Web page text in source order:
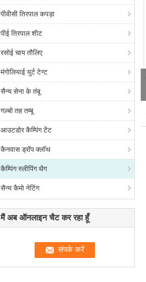
पीवीसी तिरपाल कपड़ा
पीई तिरपाल शीट
रसोई चाय तौलिए
मंगोलियाई युर्ट टेन्ट
सैन्य सेना के तंबू
गज़्बो तह तम्बू
आउटडोर कैम्पिंग टेंट
कैनवास ड्रॉप क्लॉथ
कैम्पिंग स्लीपिंग थैग
सैन्य कैमो नेटिंग
मैं अब ऑनलाइन चैट कर रहा हूँ